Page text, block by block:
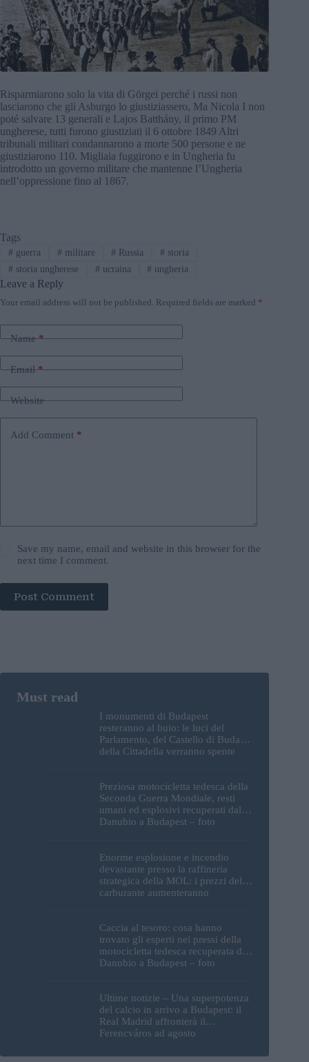
Risparmiarono solo la vita di Görgei perché i russi non
lasciarono che gli Asburgo lo giustiziassero, Ma Nicola I non
poté salvare 13 generali e Lajos Batthány, il primo PM
ungherese, tutti furono giustiziati il 6 ottobre 1849 Altri
tribunali militari condannarono a morte 500 persone e ne
giustiziarono 110. Migliaia fuggirono e in Ungheria fu
introdotto un governo militare che mantenne l’Ungheria
nell’oppressione fino al 1867.
Tags
#guerra #militare # Russia # storia
#storia ungherese #ucraina # ungheria
Leave a Reply
Your email address will not be published. Required fields are marked *
Name*
Email*
Website
Add Comment *
Save my name, email and website in this browser for the
next time I comment.
Post Comment
I monumenti di Budapest
resteranno al buio: le luci del
Parlamento, del Castello di Buda e
della Cittadella verranno spente
Preziosa motocicletta tedesca della
Seconda Guerra Mondiale, resti
umani ed esplosivi recuperati dal
Danubio a Budapest – foto
Enorme esplosione e incendio
devastante presso la raffineria
strategica della MOL: i prezzi del
carburante aumenteranno
Caccia al tesoro: cosa hanno
trovato gli esperti nei pressi della
motocicletta tedesca recuperata dal
Danubio a Budapest – foto
Ultime notizie – Una superpotenza
del calcio in arrivo a Budapest: il
Real Madrid affronterà il
Ferencváros ad agosto